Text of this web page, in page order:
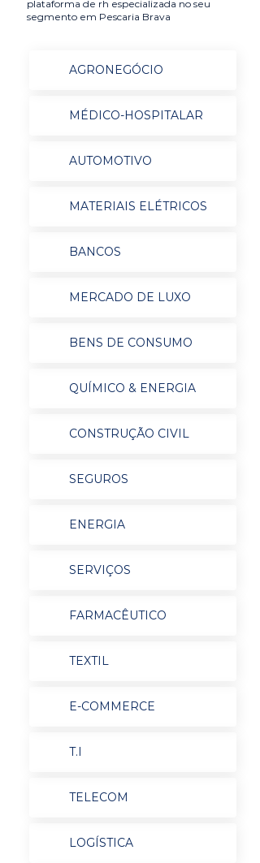
plataforma de rh especializada no seu
segmento em Pescaria Brava
AGRONEGÓCIO
MÉDICO-HOSPITALAR
AUTOMOTIVO
MATERIAIS ELÉTRICOS
BANCOS
MERCADO DE LUXO
BENS DE CONSUMO
QUÍMICO & ENERGIA
CONSTRUÇÃO CIVIL
SEGUROS
ENERGIA
SERVIÇOS
FARMACÊUTICO
TEXTIL
E-COMMERCE
T.I
TELECOM
LOGÍSTICA